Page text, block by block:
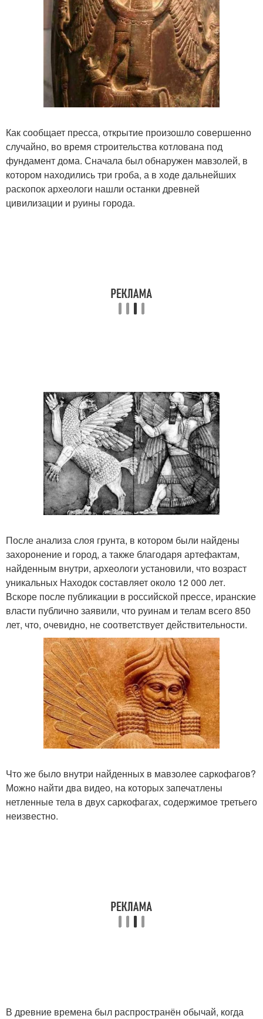
Как сообщает пресса, открытие произошло совершенно
случайно, во время строительства котлована под
фундамент дома. Сначала был обнаружен мавзолей, в
котором находились три гроба, а в ходе дальнейших
раскопок археологи нашли останки древней
цивилизации и руины города.
После анализа слоя грунта, в котором были найдены
захоронение и город, а также благодаря артефактам,
найденным внутри, археологи установили, что возраст
уникальных Находок составляет около 12 000 лет.
Вскоре после публикации в российской прессе, иранские
власти публично заявили, что руинам и телам всего 850
лет, что, очевидно, не соответствует действительности.
Что же было внутри найденных в мавзолее саркофагов?
Можно найти два видео, на которых запечатлены
нетленные тела в двух саркофагах, содержимое третьего
неизвестно.
В древние времена был распространён обычай, когда